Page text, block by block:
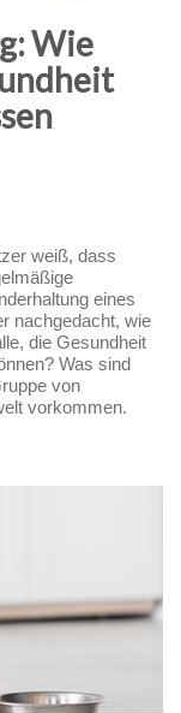
Wie
weiß, dass
eines
nachgedacht, wie
die Gesundheit
Was sind
von
vorkommen.